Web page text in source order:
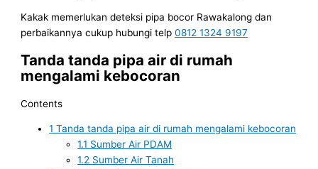
Kakak memerlukan deteksi pipa bocor Rawakalong dan
perbaikannya cukup hubungi telp0812 1324 9197
Tanda tanda pipa air di rumah
mengalami kebocoran
Contents
1 Tanda tanda pipa air di rumah mengalami kebocoran
1.1 Sumber Air PDAM
1.2 Sumber Air Tanah